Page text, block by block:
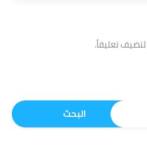
لتضيف تعليقاً.
البحث